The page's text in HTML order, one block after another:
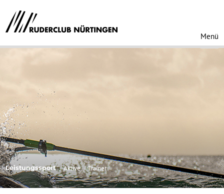
Menü
Leistungssport Aktive Trainer